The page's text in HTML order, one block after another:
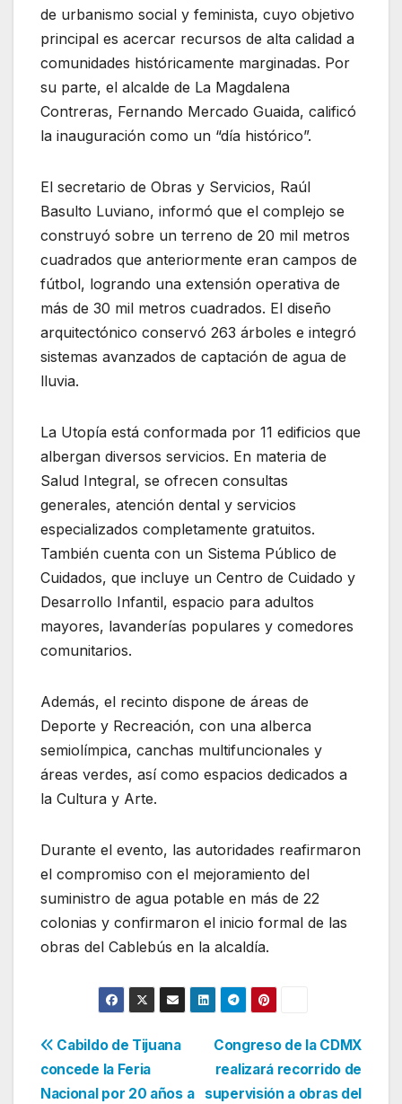
de urbanismo social y feminista, cuyo objetivo
principal es acercar recursos de alta calidad a
comunidades históricamente marginadas. Por
su parte, el alcalde de La Magdalena
Contreras, Fernando Mercado Guaida, calificó
la inauguración como un “día histórico”.
El secretario de Obras y Servicios, Raúl
Basulto Luviano, informó que el complejo se
construyó sobre un terreno de 20 mil metros
cuadrados que anteriormente eran campos de
fútbol, logrando una extensión operativa de
más de 30 mil metros cuadrados. El diseño
arquitectónico conservó 263 árboles e integró
sistemas avanzados de captación de agua de
lluvia.
La Utopía está conformada por 11 edificios que
albergan diversos servicios. En materia de
Salud Integral, se ofrecen consultas
generales, atención dental y servicios
especializados completamente gratuitos.
También cuenta con un Sistema Público de
Cuidados, que incluye un Centro de Cuidado y
Desarrollo Infantil, espacio para adultos
mayores, lavanderías populares y comedores
comunitarios.
Además, el recinto dispone de áreas de
Deporte y Recreación, con una alberca
semiolímpica, canchas multifuncionales y
áreas verdes, así como espacios dedicados a
la Cultura y Arte.
Durante el evento, las autoridades reafirmaron
el compromiso con el mejoramiento del
suministro de agua potable en más de 22
colonias y confirmaron el inicio formal de las
obras del Cablebús en la alcaldía.
Navegación
de
Congreso de la CDMX
realizará recorrido de
supervisión a obras del
Cabildo de Tijuana
concede la Feria
Nacional por 20 años a